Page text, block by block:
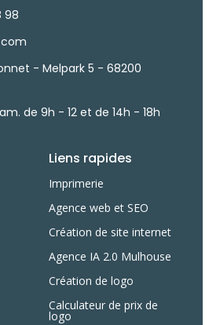
98
- Melpark 5 - 68200
de 9h - 12 et de 14h - 18h
Liens rapides
Imprimerie
Agence web et SEO
Création de site internet
Agence IA 2.0 Mulhouse
Création de logo
Calculateur de prix de
logo